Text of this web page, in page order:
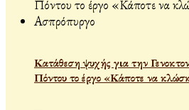
Κατάθεση ψυχής για την
Πόντου το έργο «Κάποτε να